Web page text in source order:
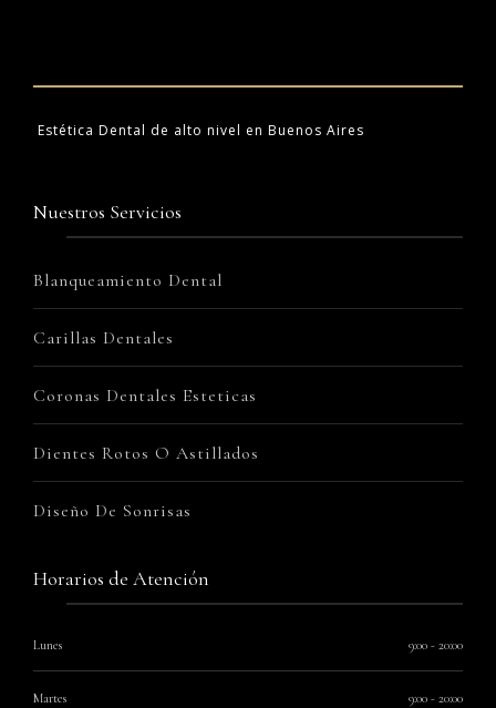
Estética Dental de alto nivel en Buenos Aires
Nuestros Servicios
Blanqueamiento Dental
Carillas Dentales
Coronas Dentales Esteticas
Dientes Rotos O Astillados
Diseño De Sonrisas
Horarios de Atención
Lunes 9:00 - 20:00
Martes 9:00 - 20:00